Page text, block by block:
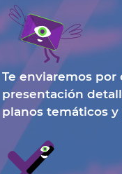
Te enviaremos
presentación
planos temáticos y